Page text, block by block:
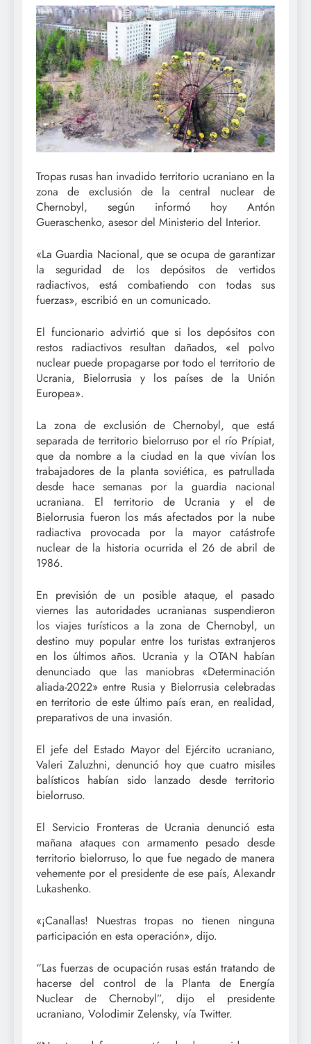
Tropas rusas han invadido territorio ucraniano en la
zona de exclusión de la central nuclear de
Chernobyl, según informó hoy Antón
Gueraschenko, asesor del Ministerio del Interior.
«La Guardia Nacional, que se ocupa de garantizar
la seguridad de los depósitos de vertidos
radiactivos, está combatiendo con todas sus
fuerzas», escribió en un comunicado.
El funcionario advirtió que si los depósitos con
restos radiactivos resultan dañados, «el polvo
nuclear puede propagarse por todo el territorio de
Ucrania, Bielorrusia y los países de la Unión
Europea».
La zona de exclusión de Chernobyl, que está
separada de territorio bielorruso por el río Prípiat,
que da nombre a la ciudad en la que vivían los
trabajadores de la planta soviética, es patrullada
desde hace semanas por la guardia nacional
ucraniana. El territorio de Ucrania y el de
Bielorrusia fueron los más afectados por la nube
radiactiva provocada por la mayor catástrofe
nuclear de la historia ocurrida el 26 de abril de
1986.
En previsión de un posible ataque, el pasado
viernes las autoridades ucranianas suspendieron
los viajes turísticos a la zona de Chernobyl, un
destino muy popular entre los turistas extranjeros
en los últimos años. Ucrania y la OTAN habían
denunciado que las maniobras «Determinación
aliada-2022» entre Rusia y Bielorrusia celebradas
en territorio de este último país eran, en realidad,
preparativos de una invasión.
El jefe del Estado Mayor del Ejército ucraniano,
Valeri Zaluzhni, denunció hoy que cuatro misiles
balísticos habían sido lanzado desde territorio
bielorruso.
El Servicio Fronteras de Ucrania denunció esta
mañana ataques con armamento pesado desde
territorio bielorruso, lo que fue negado de manera
vehemente por el presidente de ese país, Alexandr
Lukashenko.
«¡Canallas! Nuestras tropas no tienen ninguna
participación en esta operación», dijo.
“Las fuerzas de ocupación rusas están tratando de
hacerse del control de la Planta de Energía
Nuclear de Chernobyl”, dijo el presidente
ucraniano, Volodimir Zelensky, vía Twitter.